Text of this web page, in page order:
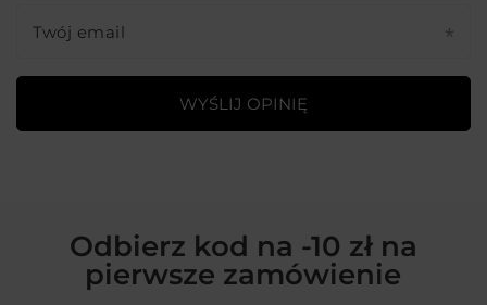
Twój email
WYŚLIJ OPINIĘ
Odbierz kod na -10 zł na
pierwsze zamówienie